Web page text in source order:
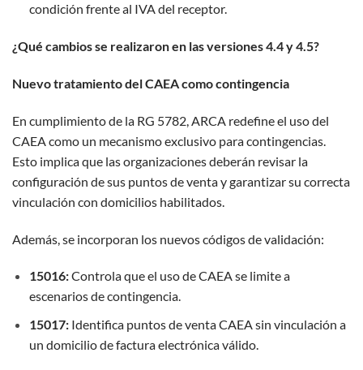
condición frente al IVA del receptor.
¿Qué cambios se realizaron en las versiones 4.4 y 4.5?
Nuevo tratamiento del CAEA como contingencia
En cumplimiento de la RG 5782, ARCA redefine el uso del
CAEA como un mecanismo exclusivo para contingencias.
Esto implica que las organizaciones deberán revisar la
configuración de sus puntos de venta y garantizar su correcta
vinculación con domicilios habilitados.
Además, se incorporan los nuevos códigos de validación:
15016:Controla que el uso de CAEA se limite a
escenarios de contingencia.
15017:Identifica puntos de venta CAEA sin vinculación a
un domicilio de factura electrónica válido.